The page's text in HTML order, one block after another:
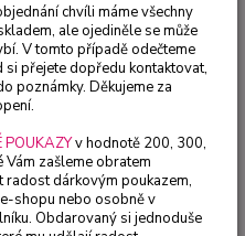
, Sandevilla bílá - cena za kus v 3-
bílá -
balení
chvíli máme všechny
ale ojediněle se může
V tomto případě odečteme
si přejete dopředu kontaktovat,
poznámky. Děkujeme za
POUKAZYv hodnotě 200, 300,
zašleme obratem
radost dárkovým poukazem,
shopu nebo osobně v
Obdarovaný si jednoduše